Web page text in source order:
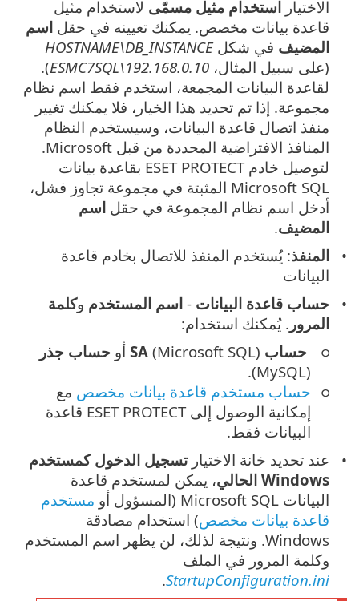
الاختياراستخدام مثيل مسمّى لاستخدام مثيل
قاعدة بيانات مخصص. يمكنك تعيينه في حقلاسم
المضيف في شكلHOSTNAME\DB_INSTANCE
(على سبيل المثال،192.168.0.10\ESMC7SQL
).
لقاعدة البيانات المجمعة، استخدم فقط اسم نظام
مجموعة. إذا تم تحديد هذا الخيار، فلا يمكنك تغيير
منفذ اتصال قاعدة البيانات، وسيستخدم النظام
المنافذ الافتراضية المحددة من قبل Microsoft.
لتوصيل خادم ESET PROTECT بقاعدة بيانات
Microsoft SQL المثبتة في مجموعة تجاوز فشل،
أدخل اسم نظام المجموعة في حقلاسم
المضيف.
المنفذ: يُستخدم المنفذ للاتصال بخادم قاعدة
البيانات
حساب قاعدة البيانات -اسم المستخدم وكلمة
المرور . يُمكنك استخدام:
حساب SA (Microsoft SQL) أو
حساب جذر
(MySQL).
حساب مستخدم قاعدة بيانات مخصص مع
إمكانية الوصول إلى ESET PROTECT قاعدة
البيانات فقط.
عند تحديد خانة الاختيارتسجيل الدخول كمستخدم
Windows الحالي
، يمكن لمستخدم قاعدة
البيانات Microsoft SQL (المسؤول أو
مستخدم
قاعدة بيانات مخصص) استخدام مصادقة
Windows. ونتيجة لذلك، لن يظهر اسم المستخدم
وكلمة المرور في الملف
StartupConfiguration.ini
.